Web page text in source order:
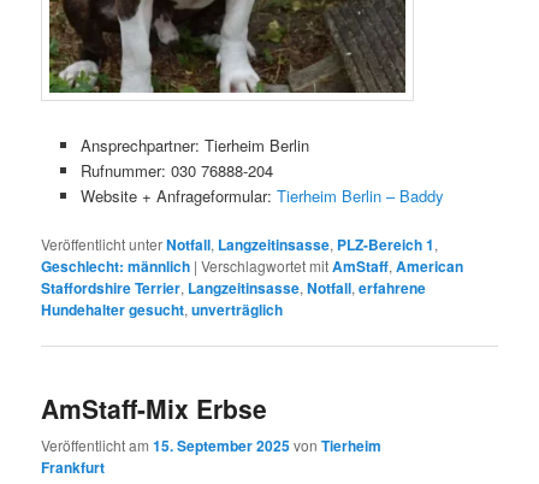
Ansprechpartner: Tierheim Berlin
Rufnummer: 030 76888-204
Website + Anfrageformular: Tierheim Berlin – Baddy
Veröffentlicht unterNotfall, Langzeitinsasse, PLZ-Bereich 1,
Geschlecht: männlich |Verschlagwortet mitAmStaff,American
Staffordshire Terrier, Langzeitinsasse,Notfall,erfahrene
Hundehalter gesucht,unverträglich
AmStaff-Mix Erbse
Veröffentlicht am15. September 2025vonTierheim
Frankfurt